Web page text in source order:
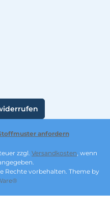
anfordern
zzgl. Versandkosten, wenn
Rechte vorbehalten. Theme by